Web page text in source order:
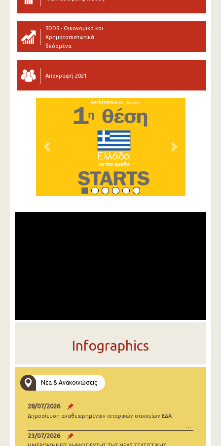
SDDS - Οικονομικά και
Χρηματοπιστωτικά
δεδομένα
Απογραφή 2021
Previous Next
Infographics
Νέα & Ανακοινώσεις
28/07/2026
Δημοσίευση αναθεωρημένων ιστορικών στοιχείων ΕΔΑ
23/07/2026